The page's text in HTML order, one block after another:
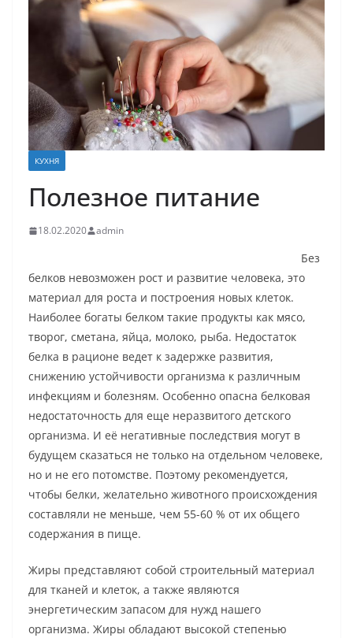
КУХНЯ
Полезное питание
18.02.2020 admin
Без
белков невозможен рост и развитие человека, это
материал для роста и построения новых клеток.
Наиболее богаты белком такие продукты как мясо,
творог, сметана, яйца, молоко, рыба. Недостаток
белка в рационе ведет к задержке развития,
снижению устойчивости организма к различным
инфекциям и болезням. Особенно опасна белковая
недостаточность для еще неразвитого детского
организма. И её негативные последствия могут в
будущем сказаться не только на отдельном человеке,
но и не его потомстве. Поэтому рекомендуется,
чтобы белки, желательно животного происхождения
составляли не меньше, чем 55-60 % от их общего
содержания в пище.
Жиры представляют собой строительный материал
для тканей и клеток, а также являются
энергетическим запасом для нужд нашего
организма. Жиры обладают высокой степенью